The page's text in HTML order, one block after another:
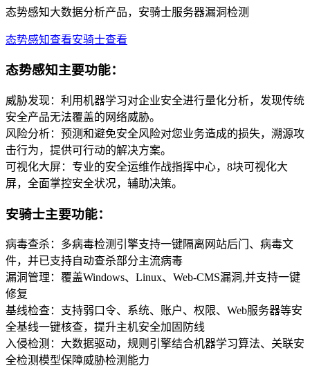
态势感知大数据分析产品，安骑士服务器漏洞检测
态势感知查看安骑士查看
态势感知主要功能：
威胁发现：利用机器学习对企业安全进行量化分析，发现传统
安全产品无法覆盖的网络威胁。
风险分析：预测和避免安全风险对您业务造成的损失，溯源攻
击行为，提供可行动的解决方案。
可视化大屏：专业的安全运维作战指挥中心，8块可视化大
屏，全面掌控安全状况，辅助决策。
安骑士主要功能：
病毒查杀：多病毒检测引擎支持一键隔离网站后门、病毒文
件，并已支持自动查杀部分主流病毒
漏洞管理：覆盖Windows、Linux、Web-CMS漏洞,并支持一键
修复
基线检查：支持弱口令、系统、账户、权限、Web服务器等安
全基线一键核查，提升主机安全加固防线
入侵检测：大数据驱动，规则引擎结合机器学习算法、关联安
全检测模型保障威胁检测能力